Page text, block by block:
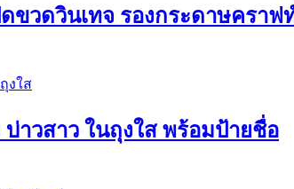
วดวินเทจ รองกระดาษคราฟ
าวสาว ในถุงใส พร้อมป้ายชื่อ